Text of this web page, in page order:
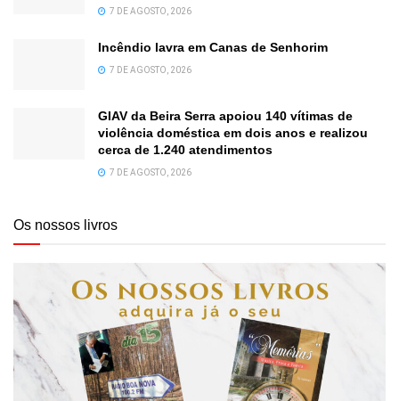
7 DE AGOSTO, 2026
Incêndio lavra em Canas de Senhorim
7 DE AGOSTO, 2026
GIAV da Beira Serra apoiou 140 vítimas de
violência doméstica em dois anos e realizou
cerca de 1.240 atendimentos
7 DE AGOSTO, 2026
Os nossos livros